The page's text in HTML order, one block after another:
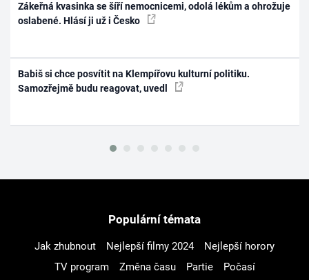
Zákeřná kvasinka se šíří nemocnicemi, odolá lékům a ohrožuje
oslabené. Hlásí ji už i Česko
Babiš si chce posvítit na Klempířovu kulturní politiku.
Samozřejmě budu reagovat, uvedl
Populární témata
Jak zhubnout Nejlepší filmy 2024
Nejlepší horory
TV program
Změna času Partie
Počasí